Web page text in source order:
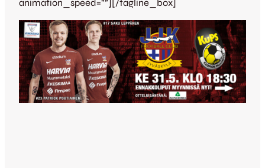
animation_speed=””][/tagline_box]